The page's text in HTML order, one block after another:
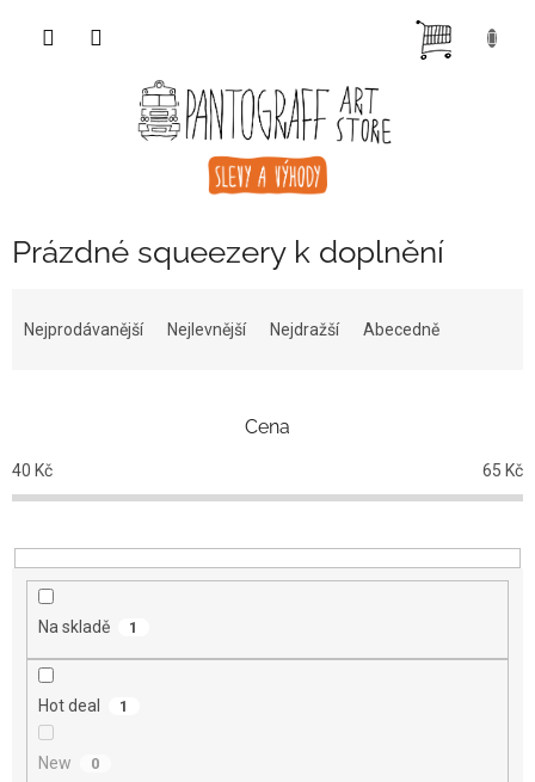
Prázdné squeezery k doplnění
p
r
o
u
Nejprodávanější Nejlevnější Nejdražší Abecedně
Cena
40 Kč 65 Kč
Na skladě 1
Hot deal 1
New 0